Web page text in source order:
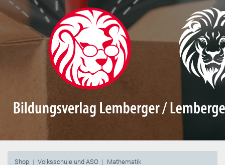
Shop Volksschule und ASO
Mathematik